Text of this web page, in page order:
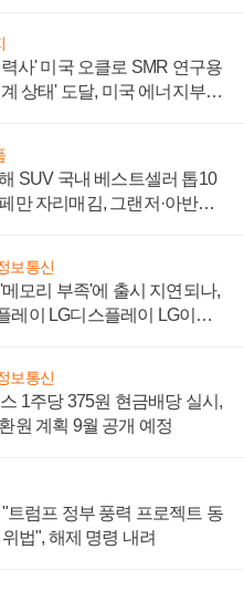
사' 미국 오클로 SMR 연구용
상태' 도달, 미국 에너지부
SUV 국내 베스트셀러 톱10
만 자리매김, 그랜저·아반떼
보통신
모리 부족'에 출시 지연되나,
레이 LG디스플레이 LG이노
보통신
1주당 375원 현금배당 실시,
원 계획 9월 공개 예정
트럼프 정부 풍력 프로젝트 동
법", 해제 명령 내려